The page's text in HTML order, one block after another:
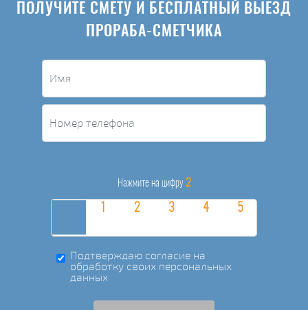
ПОЛУЧИТЕ СМЕТУ И БЕСПЛАТНЫЙ ВЫЕЗД
ПРОРАБА-СМЕТЧИКА
Нажмите на цифру 2
Подтверждаю согласие на
обработку своих персональных
данных